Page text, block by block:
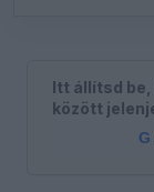
Itt állítsd
között
G